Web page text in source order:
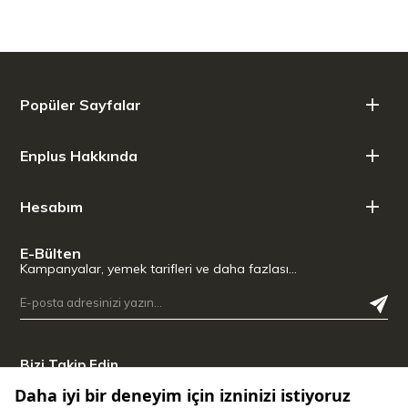
Popüler Sayfalar
Enplus Hakkında
Hesabım
E-Bülten
Kampanyalar, yemek tarifleri ve daha fazlası…
Bizi Takip Edin